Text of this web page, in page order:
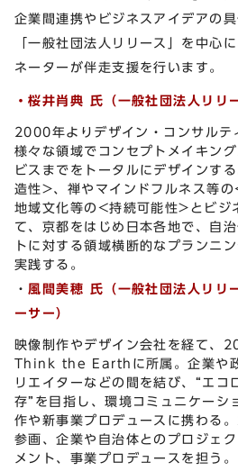
企業間連携やビジネスアイデアの
「一般社団法人リリース」を中心
ネーターが伴走支援を行います。
・桜井肖典 氏（ 一般社団法人 リリ
2000年よりデザイン・コンサルテ
様々な領域でコンセプトメイキン
ビスまでをトータルにデザインす
造性>、禅やマインドフルネス等
地域文化等の<持続可能性>とビジ
て、京都をはじめ日本各地で、自
トに対する領域横断的なプランニ
実践する。
・風間美穂 氏（一般社団法人リリ
ーサー）
映像制作やデザイン会社を経て、
Think the Earthに所属。企業や
リエイターなどの間を結び、“エコ
存”を目指し、環境コミュニケーシ
作や新事業プロデュースに携わる
参画、企業や自治体とのプロジェ
メント、事業プロデュースを担う。